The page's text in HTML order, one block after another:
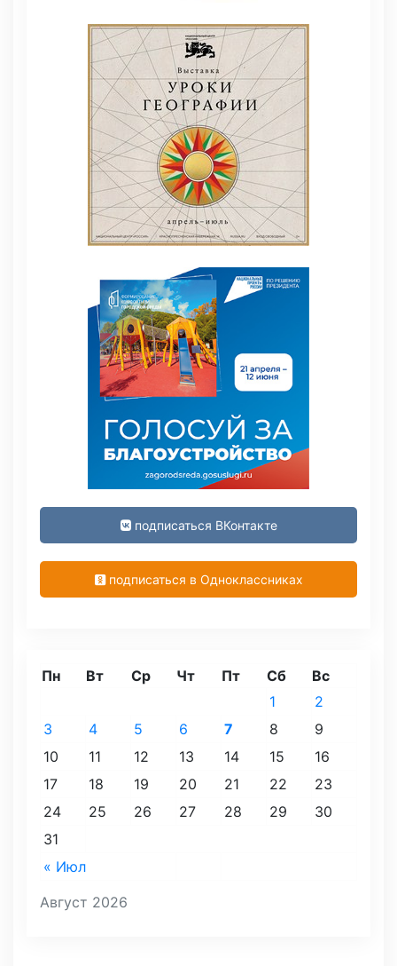
подписаться ВКонтакте
подписаться в Одноклассниках
Август 2026
Пн Вт Ср Чт Пт Сб Вс
« Июл
1
2
3
4 5 6 7 8
9
10
11 12 13 14 15
16
17
18 19 20 21 22
23
24
25 26 27 28 29
30
31